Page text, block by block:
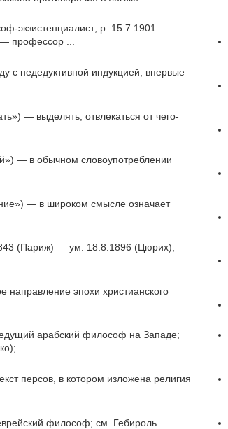
экзистенциалист; р. 15.7.1901
профессор ...
с недедуктивной индукцией; впервые
— выделять, отвлекаться от чего-
— в обычном словоупотреблении
— в широком смысле означает
(Париж) — ум. 18.8.1896 (Цюрих);
эпохи христианского
арабский философ на Западе;
...
персов, в котором изложена религия
философ; см. Гебироль.